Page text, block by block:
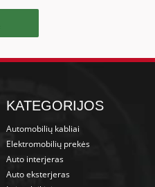
KATEGORIJOS
Automobilių kabliai
Elektromobilių prekės
Auto interjeras
Auto eksterjeras